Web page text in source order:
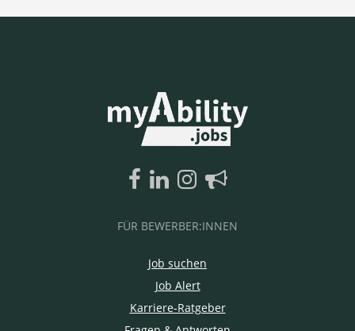
FÜR BEWERBER:INNEN
Job suchen
Job Alert
Karriere-Ratgeber